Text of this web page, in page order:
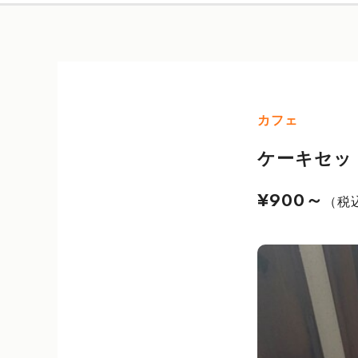
カフェ
ケーキセッ
¥900～ （税